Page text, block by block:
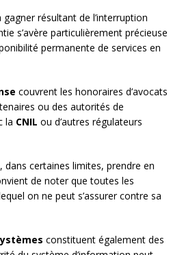
résultant de l’interruption
s’avère particulièrement précieuse
permanente de services en
couvrent les honoraires d’avocats
ou des autorités de
la CNIL ou d’autres régulateurs
dans certaines limites, prendre en
de noter que toutes les
on ne peut s’assurer contre sa
constituent également des